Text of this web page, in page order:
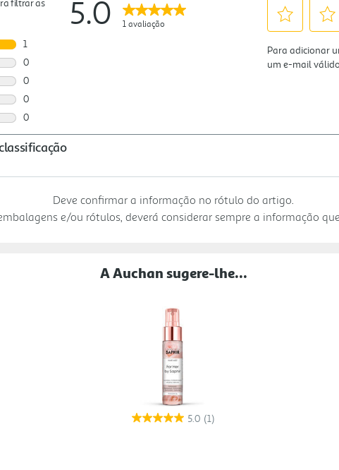
Deve confirmar a informação no rótulo do artigo.
e/ou rótulos, deverá considerar sempre a informação
A Auchan sugere-lhe...
5.0 (1)